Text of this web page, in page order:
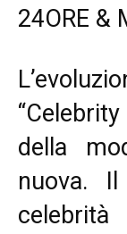
24ORE &
della
nuova.